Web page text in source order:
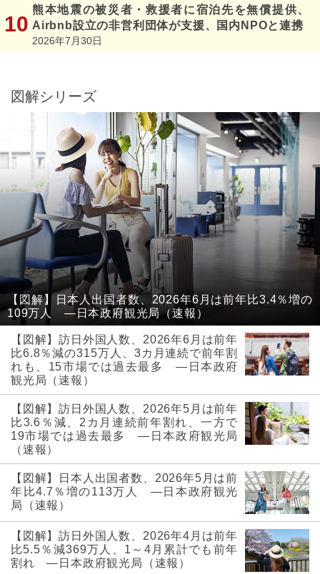
熊本地震の被災者・救援者に宿泊先を無償提供、
Airbnb設立の非営利団体が支援、国内NPOと連携
2026年7月30日
図解シリーズ
【図解】日本人出国者数、2026年6月は前年比3.4％増の
109万人 ―日本政府観光局（速報）
【図解】訪日外国人数、2026年6月は前年
比6.8％減の315万人、3カ月連続で前年割
れも、15市場では過去最多 ―日本政府
観光局（速報）
【図解】訪日外国人数、2026年5月は前年
比3.6％減、2カ月連続前年割れ、一方で
19市場では過去最多 ―日本政府観光局
（速報）
【図解】日本人出国者数、2026年5月は前
年比4.7％増の113万人 ―日本政府観光
局（速報）
【図解】訪日外国人数、2026年4月は前年
比5.5％減369万人、1～4月累計でも前年
割れ ―日本政府観光局（速報）